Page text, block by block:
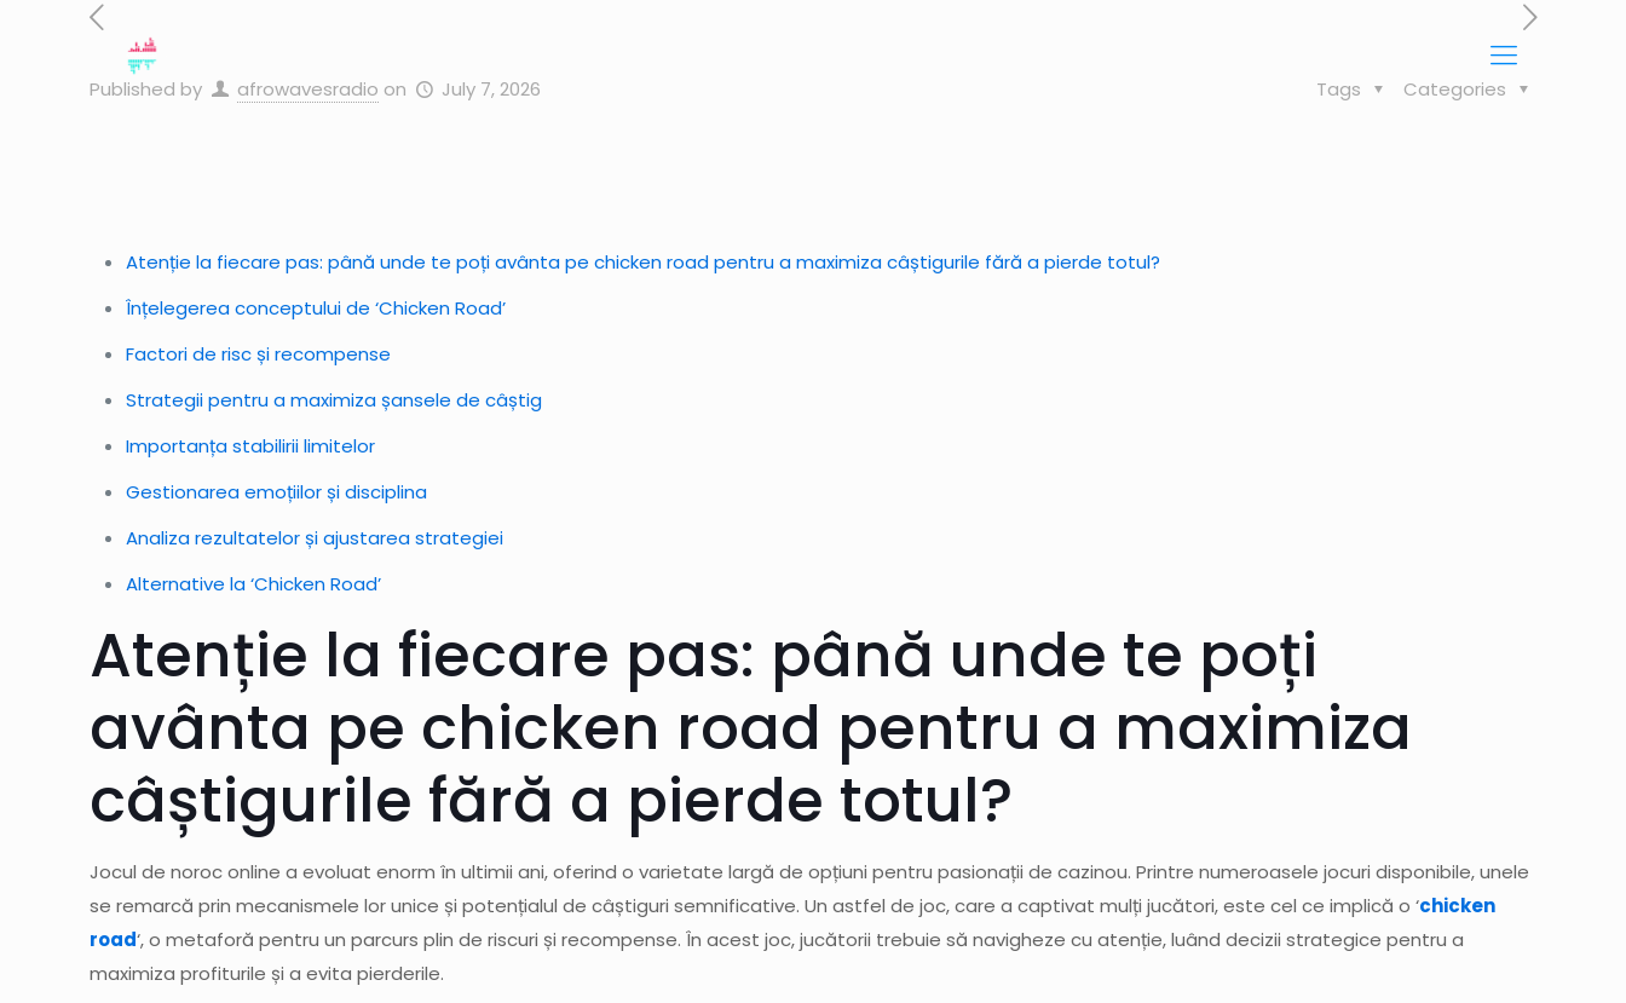
Published by afrowavesradio on July 7, 2026 Categories
Tags
Atenție la fiecare pas: până unde te poți avânta pe chicken road pentru a maximiza câștigurile fără a pierde totul?
Înțelegerea conceptului de ‘Chicken Road’
Factori de risc și recompense
Strategii pentru a maximiza șansele de câștig
Importanța stabilirii limitelor
Gestionarea emoțiilor și disciplina
Analiza rezultatelor și ajustarea strategiei
Alternative la ‘Chicken Road’
Atenție la fiecare pas: până unde te poți
avânta pe chicken road pentru a maximiza
câștigurile fără a pierde totul?
Jocul de noroc online a evoluat enorm în ultimii ani, oferind o varietate largă de opțiuni pentru pasionații de cazinou. Printre numeroasele jocuri disponibile, unele
se remarcă prin mecanismele lor unice și potențialul de câștiguri semnificative. Un astfel de joc, care a captivat mulți jucători, este cel ce implică o ‘chicken
road‘, o metaforă pentru un parcurs plin de riscuri și recompense. În acest joc, jucătorii trebuie să navigheze cu atenție, luând decizii strategice pentru a
maximiza profiturile și a evita pierderile.